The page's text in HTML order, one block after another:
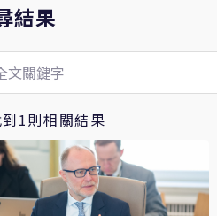
結果
1則相關結果